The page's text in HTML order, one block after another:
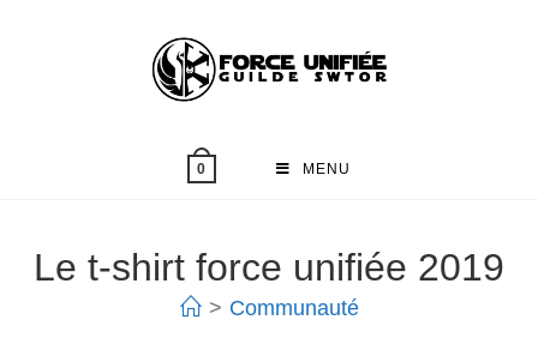
0 MENU
Le t-shirt force unifiée 2019
> Communauté